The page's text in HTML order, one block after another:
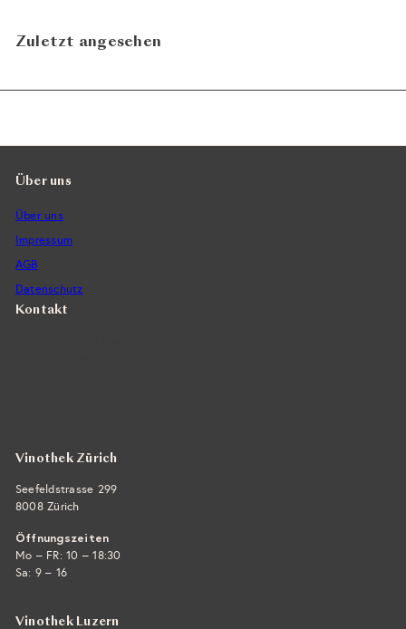
Zuletzt angesehen
Über uns
Über uns
Impressum
AGB
Datenschutz
Kontakt
Vinothek Zürich
Seefeldstrasse 299
8008 Zürich
Öffnungszeiten
Mo – FR: 10 – 18:30
Sa: 9 – 16
Vinothek Luzern